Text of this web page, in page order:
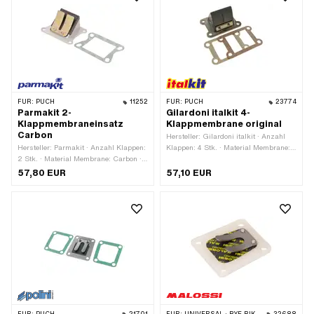
Anwendungsbereich: Tuning
FÜR: PUCH 11252
Parmakit 2-
Klappmembraneinsatz
Carbon
Hersteller: Parmakit · Anzahl Klappen:
2 Stk. · Material Membrane: Carbon ·
Lochbild [mm]: 60 x 40 mm ·
57,80 EUR
FÜR: PUCH 23774
Gilardoni italkit 4-
Klappmembrane original
Hersteller: Gi­lar­do­ni italkit · Anzahl
Klappen: 4 Stk. · Material Membrane:
Ø Befestigungsloch: 6.3 mm ·
57,10 EUR